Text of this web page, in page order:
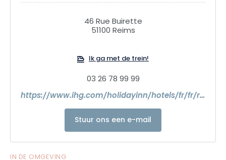
46 Rue Buirette
51100 Reims
Ik ga met de trein!
03 26 78 99 99
https://www.ihg.com/holidayinn/hotels/fr/fr/reims/rhegc/hoteldetail?qRef=rr&qDest=Reims+France&qRpn=1&qChld=0&qSrt=sBR&qSHp=1&qSmP=3&qGRM=0&qSlH=RHEGC&qLng=4.0284&qRdU=0&qRms=1&srb_u=1&qAdlt=1&qPSt=0&qFRA=1&qRtP=6CBARC&qCiMy=042015&qCoD=24&qLat=49.2628&qCiD=23&qCoMy=042015&qRmP=T.C.O.X.K&qRRSrt=rt&qRad=50&qRpp=12&qBrs=6c.hi.ex.rs.ic.cp.in.sb.cw.cv.ul.vn&qWch=0&icdv=99617383#
Stuur ons een e-mail
IN DE OMGEVING